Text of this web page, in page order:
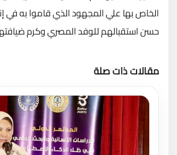
الخاص بها علي المجهود الذي قاموا به في
حسن استقبالهم للوفد المصري وكرم
مقالات ذات صلة